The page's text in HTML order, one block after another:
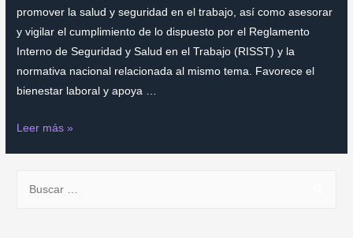
promover la salud y seguridad en el trabajo, así como asesorar
y vigilar el cumplimiento de lo dispuesto por el Reglamento
Interno de Seguridad y Salud en el Trabajo (RISST) y la
normativa nacional relacionada al mismo tema. Favorece el
bienestar laboral y apoya …
Importancia
del
Leer más »